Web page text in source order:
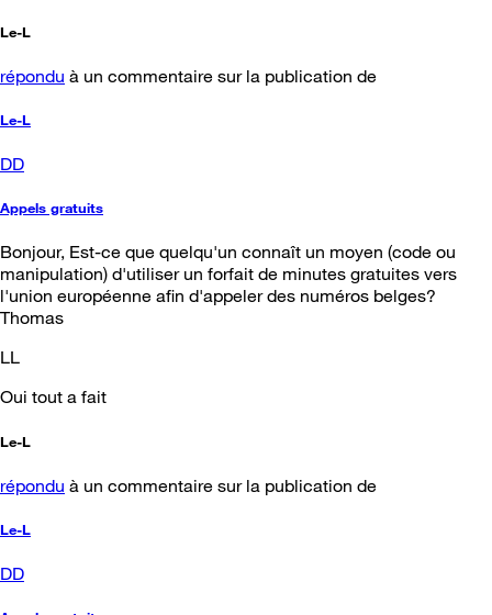
Le-L
répondu à un commentaire sur la publication de
Le-L
DD
Appels gratuits
Bonjour, Est-ce que quelqu'un connaît un moyen (code ou
manipulation) d'utiliser un forfait de minutes gratuites vers
l'union européenne afin d'appeler des numéros belges?
Thomas
LL
Oui tout a fait
Le-L
répondu à un commentaire sur la publication de
Le-L
DD